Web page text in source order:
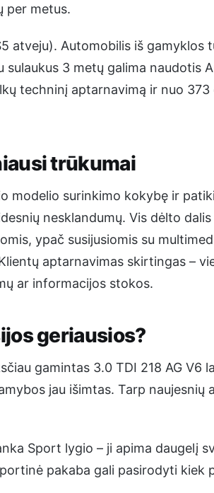
per metus.
atveju). Automobilis iš
sulaukus 3 metų galima naudotis
techninį aptarnavimą ir nuo
trūkumai
modelio surinkimo kokybę ir
nesklandumų. Vis dėlto
ypač susijusiomis su
aptarnavimas skirtingas –
ar informacijos stokos.
geriausios?
gamintas 3.0 TDI 218 AG V6
jau išimtas. Tarp
Sport lygio – ji apima daugelį
pakaba gali pasirodyti kiek